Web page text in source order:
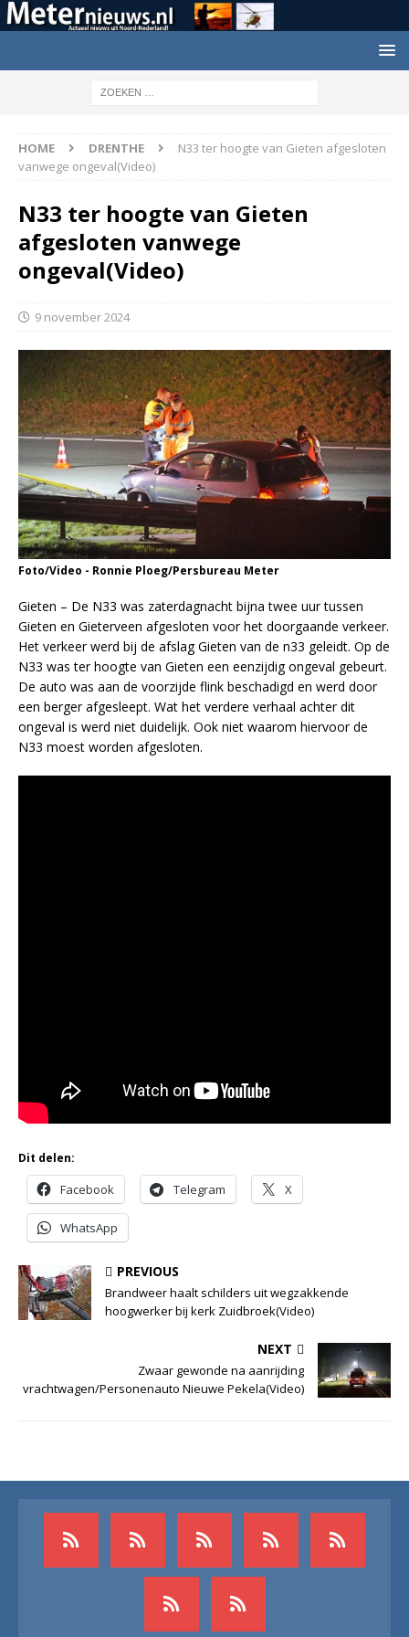
HOME DRENTHE
N33 ter hoogte van Gieten afgesloten
vanwege ongeval(Video)
N33 ter hoogte van Gieten
afgesloten vanwege
ongeval(Video)
9 november 2024
Foto/Video - Ronnie Ploeg/Persbureau Meter
Gieten – De N33 was zaterdagnacht bijna twee uur tussen
Gieten en Gieterveen afgesloten voor het doorgaande verkeer.
Het verkeer werd bij de afslag Gieten van de n33 geleidt. Op de
N33 was ter hoogte van Gieten een eenzijdig ongeval gebeurt.
De auto was aan de voorzijde flink beschadigd en werd door
een berger afgesleept. Wat het verdere verhaal achter dit
ongeval is werd niet duidelijk. Ook niet waarom hiervoor de
N33 moest worden afgesloten.
Dit delen:
Facebook Telegram X
WhatsApp
PREVIOUS
Brandweer haalt schilders uit wegzakkende
hoogwerker bij kerk Zuidbroek(Video)
NEXT
Zwaar gewonde na aanrijding
vrachtwagen/Personenauto Nieuwe Pekela(Video)